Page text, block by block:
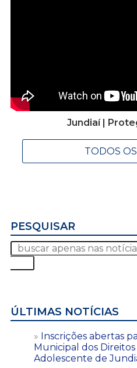
Jundiaí |
TODOS
PESQUISAR
ÚLTIMAS NOTÍCIAS
Inscrições abertas
Municipal dos
Adolescente de